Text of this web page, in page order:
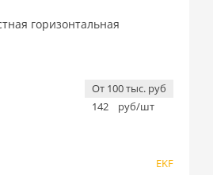
горизонтальная
От 100 тыс. руб
142
руб/шт
EKF